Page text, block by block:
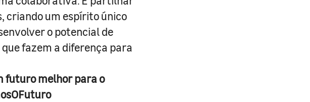
criando um espírito único
o potencial de
fazem a diferença para
futuro melhor para o